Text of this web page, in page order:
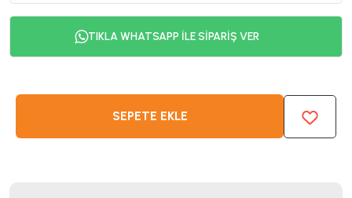
TIKLA WHATSAPP İLE SİPARİŞ VER
SEPETE EKLE